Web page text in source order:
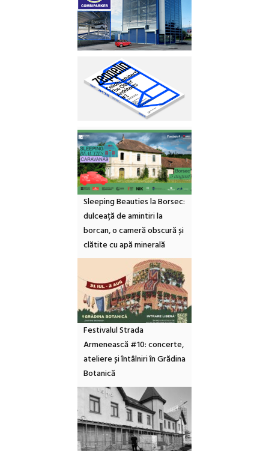
Sleeping Beauties la Borsec:
dulceață de amintiri la
borcan, o cameră obscură și
clătite cu apă minerală
Festivalul Strada
Armenească #10: concerte,
ateliere și întâlniri în Grădina
Botanică